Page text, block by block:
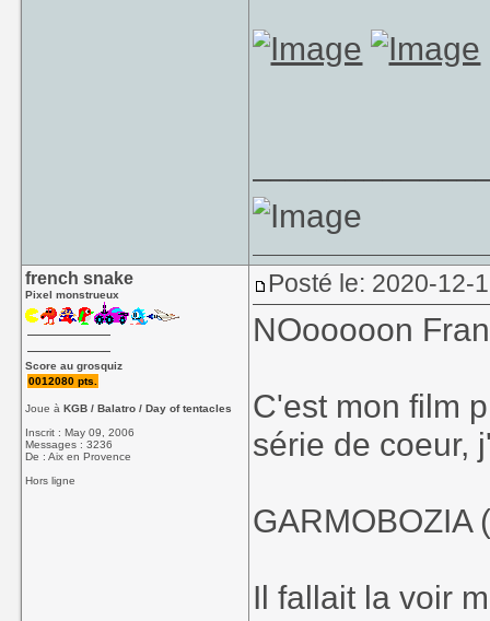
french snake
Pixel monstrueux
Score au grosquiz
0012080 pts.
Joue àKGB / Balatro / Day of tentacles
Inscrit : May 09, 2006
Messages : 3236
De : Aix en Provence
Hors ligne
Posté le: 2020-12-
NOooooon
C'est mon film
série de coeur,
GARMOBOZIA
Il fallait la voir